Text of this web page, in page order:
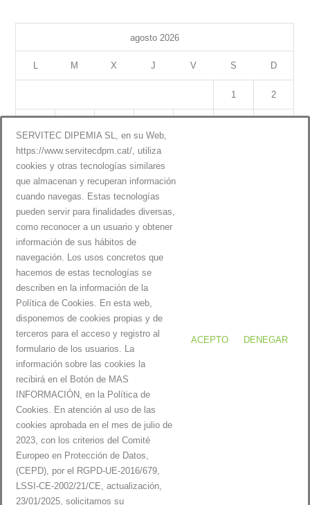
agosto 2026
M X J V S D
1 2
10 11 12 13
17 18 19 20
24 25 26 27
31
« Mar
Servitecdpm |Aviso legal y política de privacidad
cookies
Inicio
Servicios
Productos
Reparaciones
SERVITEC DIPEMIA SL, en su Web,
https://www.servitecdpm.cat/, utiliza
cookies y otras tecnologías similares
que almacenan y recuperan información
cuando navegas. Estas tecnologías
pueden servir para finalidades diversas,
como reconocer a un usuario y obtener
información de sus hábitos de
navegación. Los usos concretos que
hacemos de estas tecnologías se
describen en la información de la
Política de Cookies. En esta web,
disponemos de cookies propias y de
terceros para el acceso y registro al
formulario de los usuarios. La
información sobre las cookies la
recibirá en el Botón de MAS
INFORMACIÓN, en la Política de
Cookies. En atención al uso de las
cookies aprobada en el mes de julio de
2023, con los criterios del Comité
Europeo en Protección de Datos,
(CEPD), por el RGPD-UE-2016/679,
LSSI-CE-2002/21/CE, actualización,
23/01/2025, solicitamos su
ACEPTO DENEGAR